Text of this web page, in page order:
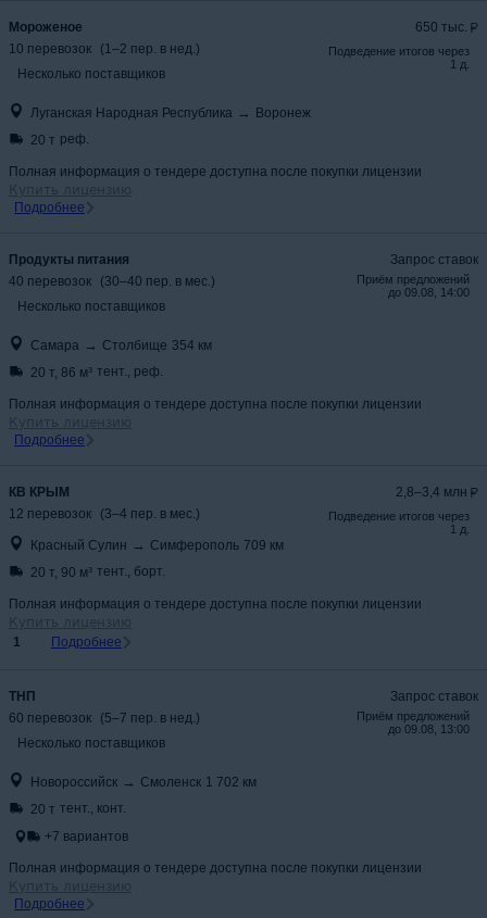
Мороженое
10 перевозок (1 –2 пер. в нед. )
Несколько поставщиков
Луганская Народная Республика → Воронеж
20 т реф.
650 тыс.
Подведение итогов через
1 д.
Полная информация о тендере доступна после покупки лицензии
Подробнее
Продукты питания
40 перевозок (30–40 пер. в мес. )
Несколько поставщиков
Самара → Столбище 354 км
20 т 86 м³ тент., реф.
Запрос ставок
Приём предложений
до 09.08, 14:00
Полная информация о тендере доступна после покупки лицензии
Подробнее
КВ КРЫМ
12 перевозок (3–4 пер. в мес. )
Красный Сулин → Симферополь 709 км
20 т 90 м³ тент., борт.
2,8–3,4 млн
Подведение итогов через
1 д.
Полная информация о тендере доступна после покупки лицензии
1
Подробнее
ТНП
60 перевозок (5–7 пер. в нед. )
Несколько поставщиков
Новороссийск → Смоленск 1 702 км
20 т тент., конт.
+7 вариантов
Запрос ставок
Приём предложений
до 09.08, 13:00
Полная информация о тендере доступна после покупки лицензии
Подробнее